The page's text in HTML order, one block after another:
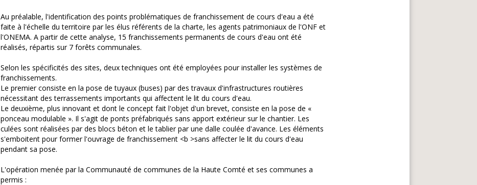
Au préalable, l'identification des points problématiques de franchissement de cours d'eau a été
faite à l'échelle du territoire par les élus référents de la charte, les agents patrimoniaux de l'ONF et
l'ONEMA. A partir de cette analyse, 15 franchissements permanents de cours d'eau ont été
réalisés, répartis sur 7 forêts communales.
Selon les spécificités des sites, deux techniques ont été employées pour installer les systèmes de
franchissements.
Le premier consiste en la pose de tuyaux (buses) par des travaux d'infrastructures routières
nécessitant des terrassements importants qui affectent le lit du cours d'eau.
Le deuxième, plus innovant et dont le concept fait l'objet d'un brevet, consiste en la pose de «
ponceau modulable ». Il s'agit de ponts préfabriqués sans apport extérieur sur le chantier. Les
culées sont réalisées par des blocs béton et le tablier par une dalle coulée d'avance. Les éléments
s'emboitent pour former l'ouvrage de franchissement <b >sans affecter le lit du cours d'eau
pendant sa pose.
L'opération menée par la Communauté de communes de la Haute Comté et ses communes a
permis :